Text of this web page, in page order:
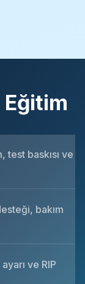
test baskısı ve
bakım
ve RIP